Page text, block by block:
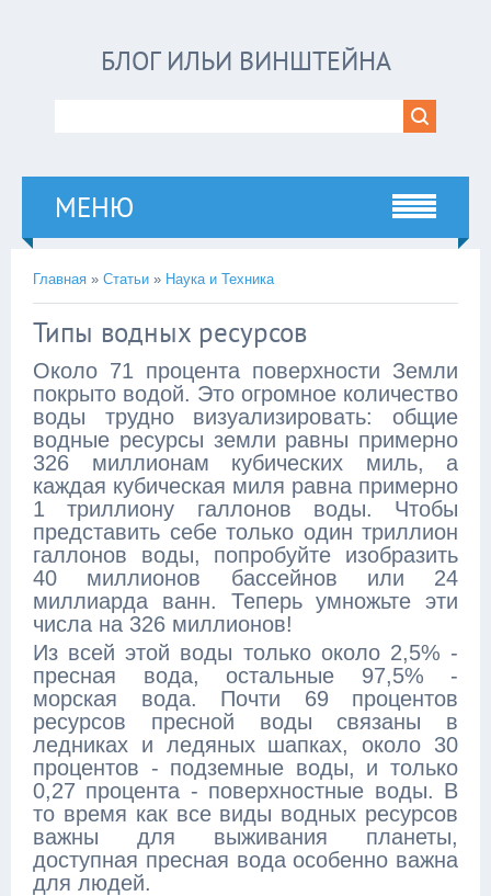
БЛОГ ИЛЬИ ВИНШТЕЙНА
МЕНЮ
Главная » Статьи » Наука и Техника
Типы водных ресурсов
Около 71 процента поверхности Земли
покрыто водой. Это огромное количество
воды трудно визуализировать: общие
водные ресурсы земли равны примерно
326 миллионам кубических миль, а
каждая кубическая миля равна примерно
1 триллиону галлонов воды. Чтобы
представить себе только один триллион
галлонов воды, попробуйте изобразить
40 миллионов бассейнов или 24
миллиарда ванн. Теперь умножьте эти
числа на 326 миллионов!
Из всей этой воды только около 2,5% -
пресная вода, остальные 97,5% -
морская вода. Почти 69 процентов
ресурсов пресной воды связаны в
ледниках и ледяных шапках, около 30
процентов - подземные воды, и только
0,27 процента - поверхностные воды. В
то время как все виды водных ресурсов
важны для выживания планеты,
доступная пресная вода особенно важна
для людей.